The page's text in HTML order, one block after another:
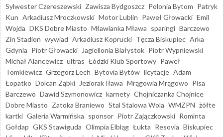
Sylwester Czereszewski Zawisza Bydgoszcz Polonia Bytom Patryk
Kun Arkadiusz Mroczkowski Motor Lublin Paweł Głowacki Emil
Wojda DKS Dobre Miasto Mławianka Mława sparingi Barczewo
Zin Stadion wywiad Arkadiusz Koprucki Tęcza Biskupiec Arka
Gdynia Piotr Głowacki Jagiellonia Białystok Piotr Wypniewski
Michał Alancewicz ultras Łódzki Klub Sportowy Paweł
Tomkiewicz Grzegorz Lech Bytovia Bytów licytacje Adam
Łopatko Dolcan Ząbki Jeziorak Iława Mrągowia Mrągowo Pisa
Barczewo Dawid Szymonowicz karnety Chojniczanka Chojnice
Dobre Miasto Zatoka Braniewo Stal Stalowa Wola WMZPN żółte
kartki Galeria Warmińska sponsor Piotr Zajączkowski Rominta
Gołdap GKS Stawiguda Olimpia Elbląg Łukta Resovia Biskupiec